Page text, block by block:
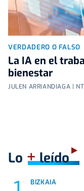
VERDADERO O FALSO
La IA en el
bienestar
JULEN ARRIANDIAGA |
Lo +leído
BIZKAIA